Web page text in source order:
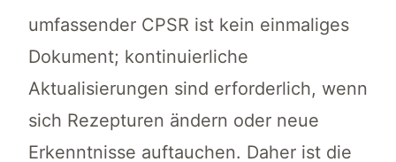
umfassender CPSR ist kein einmaliges
Dokument; kontinuierliche
Aktualisierungen sind erforderlich, wenn
sich Rezepturen ändern oder neue
Erkenntnisse auftauchen. Daher ist die